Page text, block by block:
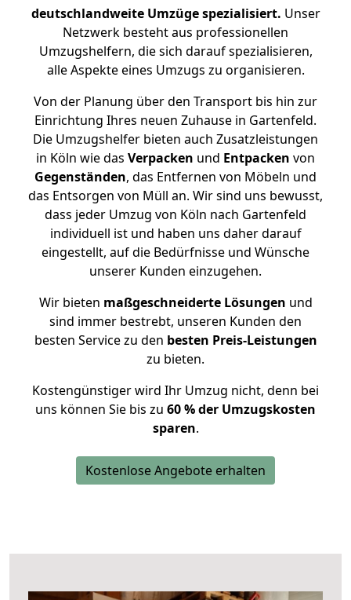
deutschlandweite Umzüge spezialisiert. Unser
Netzwerk besteht aus professionellen
Umzugshelfern, die sich darauf spezialisieren,
alle Aspekte eines Umzugs zu organisieren.
Von der Planung über den Transport bis hin zur
Einrichtung Ihres neuen Zuhause in Gartenfeld.
Die Umzugshelfer bieten auch Zusatzleistungen
in Köln wie das Verpacken und Entpacken von
Gegenständen, das Entfernen von Möbeln und
das Entsorgen von Müll an. Wir sind uns bewusst,
dass jeder Umzug von Köln nach Gartenfeld
individuell ist und haben uns daher darauf
eingestellt, auf die Bedürfnisse und Wünsche
unserer Kunden einzugehen.
Wir bieten maßgeschneiderte Lösungen und
sind immer bestrebt, unseren Kunden den
besten Service zu den besten Preis-Leistungen
zu bieten.
Kostengünstiger wird Ihr Umzug nicht, denn bei
uns können Sie bis zu 60 % der Umzugskosten
sparen.
Kostenlose Angebote erhalten